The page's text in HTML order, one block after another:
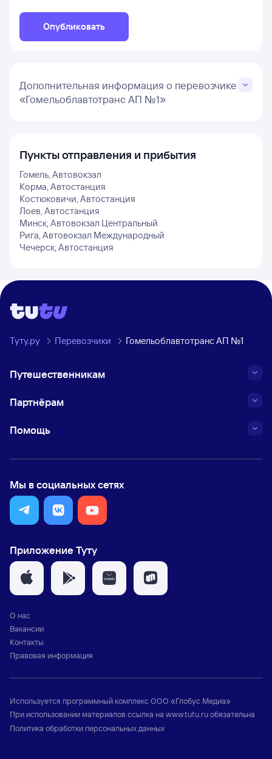
Опубликовать
Дополнительная информация о перевозчике
«Гомельоблавтотранс АП №1»
Пункты отправления и прибытия
Гомель, Автовокзал
Корма, Автостанция
Костюковичи, Автостанция
Лоев, Автостанция
Минск, Автовокзал Центральный
Рига, Автовокзал Международный
Чечерск, Автостанция
Туту.ру Перевозчики Гомельоблавтотранс АП №1
Путешественникам
Партнёрам
Помощь
Мы в социальных сетях
Приложение Туту
О нас
Вакансии
Контакты
Правовая информация
Используется программный комплексООО «Глобус Медиа»
При использовании материалов ссылка на www.tutu.ruобязательна
Политика обработки персональных данных